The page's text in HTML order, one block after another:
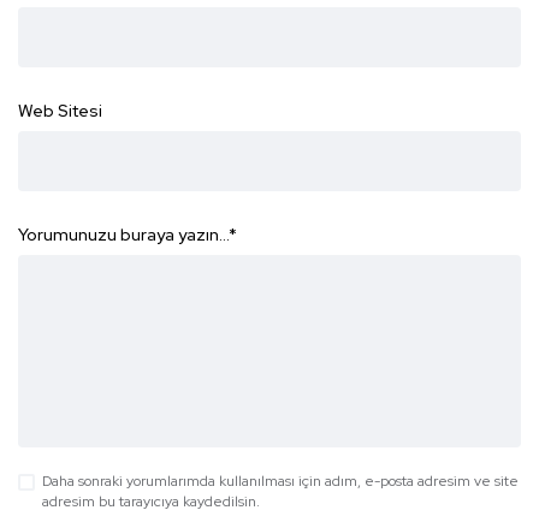
Web Sitesi
Yorumunuzu buraya yazın...*
Daha sonraki yorumlarımda kullanılması için adım, e-posta adresim ve site
adresim bu tarayıcıya kaydedilsin.